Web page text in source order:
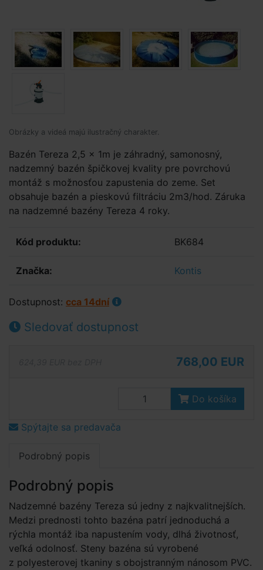
Obrázky a videá majú ilustračný charakter.
Bazén Tereza 2,5 x 1m je záhradný, samonosný,
nadzemný bazén špičkovej kvality pre povrchovú
montáž s možnosťou zapustenia do zeme. Set
obsahuje bazén a pieskovú filtráciu 2m3/hod. Záruka
na nadzemné bazény Tereza 4 roky.
Kód produktu: BK684
Značka: Kontis
Dostupnost: cca 14dní
Sledovať dostupnost
768,00 EUR
Do košíka
Spýtajte sa predavača
Podrobný popis
Podrobný popis
Nadzemné bazény Tereza sú jedny z najkvalitnejších.
Medzi prednosti tohto bazéna patrí jednoduchá a
rýchla montáž iba napustením vody, dlhá životnosť,
veľká odolnosť. Steny bazéna sú vyrobené
z polyesterovej tkaniny s obojstranným nánosom PVC.